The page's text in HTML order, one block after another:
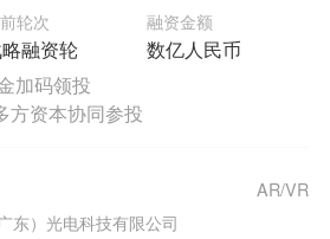
轮次
融资轮
融资金额
数亿人民币
加码领投
方资本协同参投
东）光电科技有限公司
AR/VR